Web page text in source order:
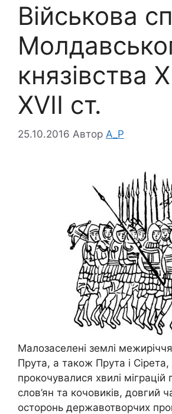
Військова
князівства
XVII ст.
25.10.2016 Автор A_P
Малозаселені землі межиріччя
Прута, а також Прута і
прокочувалися хвилі міграцій
слов’ян та кочовиків, довгий
осторонь державотворчих